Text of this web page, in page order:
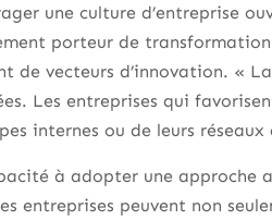
une culture d’entreprise
porteur de
vecteurs d’innovation. «
Les entreprises qui
internes ou de leurs
à adopter une approche
entreprises peuvent non